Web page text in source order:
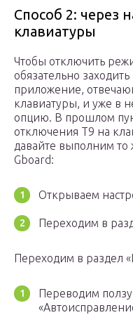
Способ 2: через
клавиатуры
Чтобы отключить
обязательно
приложение,
клавиатуры, и уже в
опцию. В прошлом
отключения Т9 на
давайте выполним то
Gboard:
Открываем
Переходим в
Переходим в раздел
Переводим